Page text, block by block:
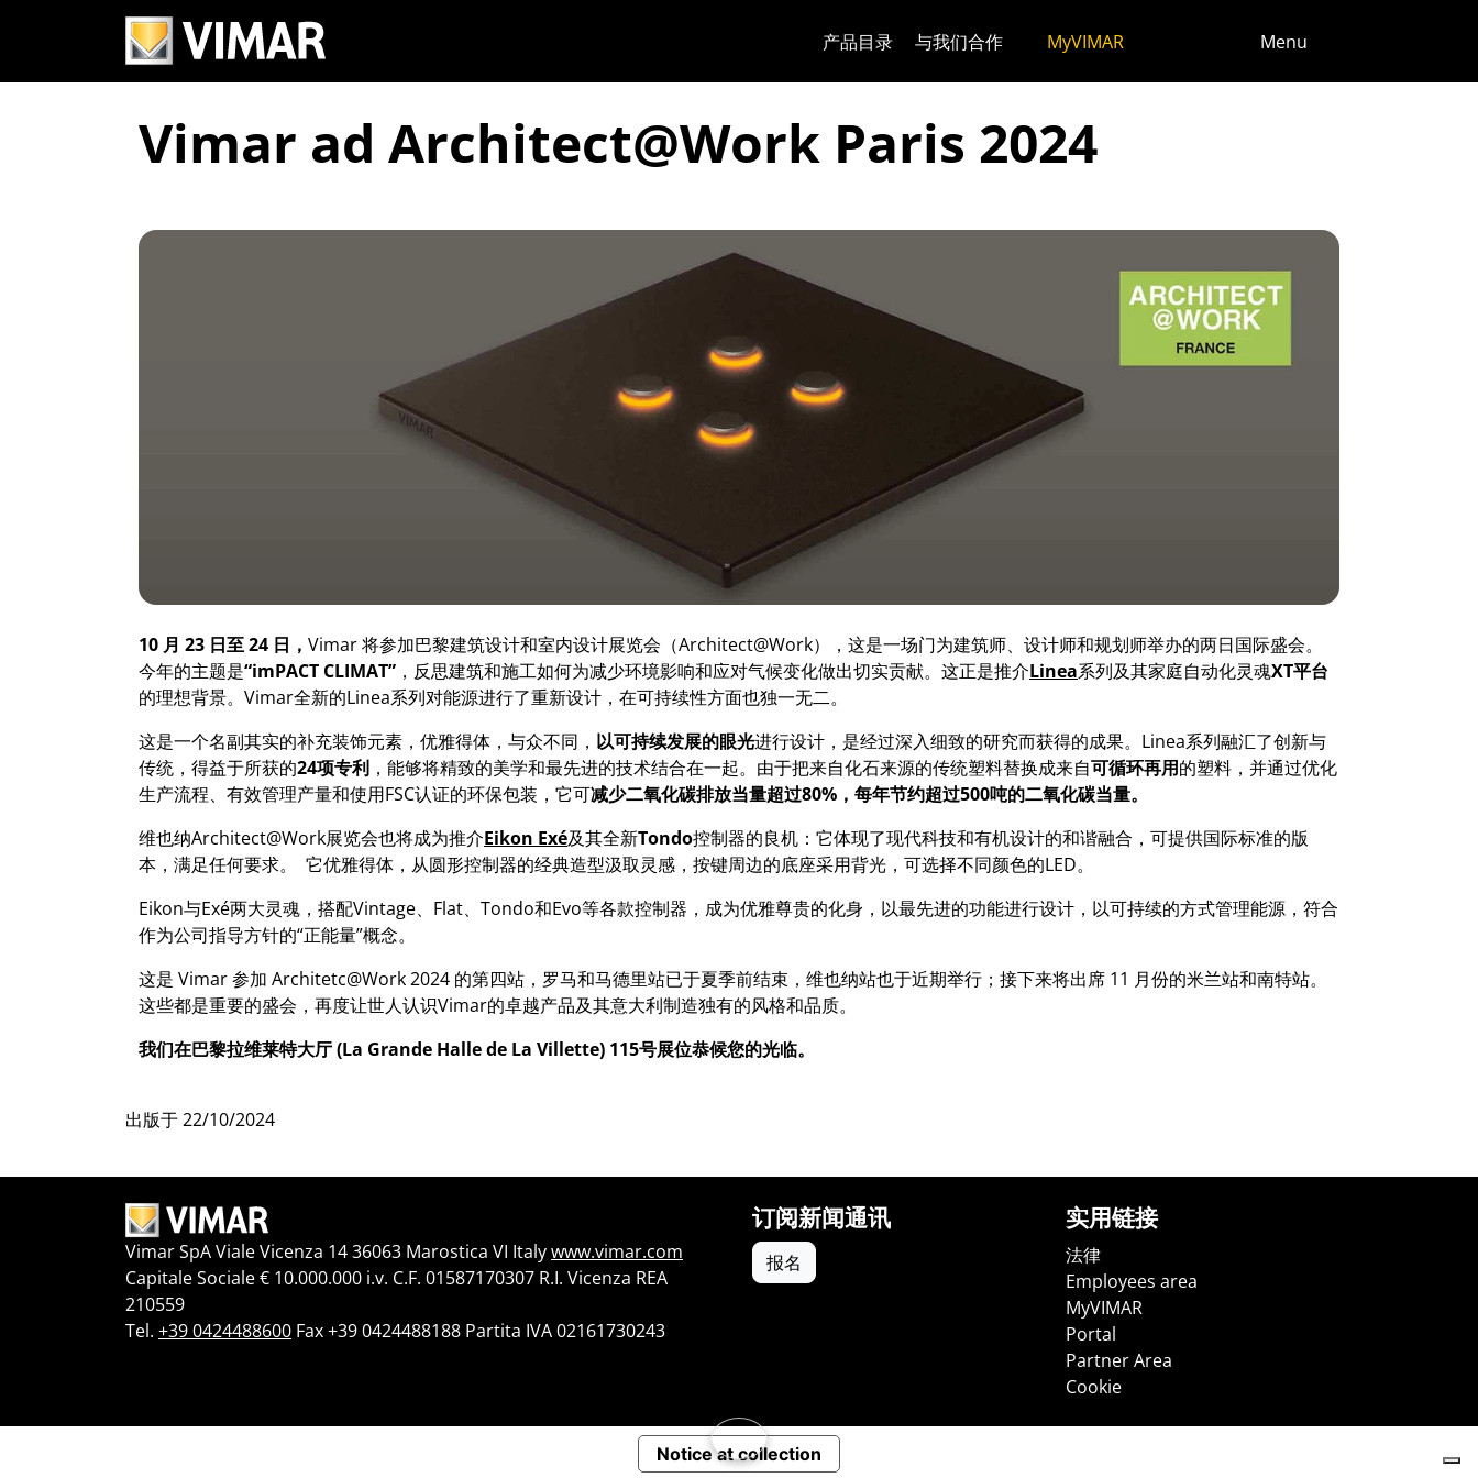
产品目录 与我们合作 MyVIMAR Menu
Vimar ad Architect@Work Paris 2024
10 月 23 日至 24 日， Vimar 将参加巴黎建筑设计和室内设计展览会（Architect@Work），这是一场门为建筑师、设计师和规划师举办的两日国际盛会。
今年的主题是“imPACT CLIMAT” ，反思建筑和施工如何为减少环境影响和应对气候变化做出切实贡献。这正是推介Linea系列及其家庭自动化灵魂XT平台
的理想背景。Vimar全新的Linea系列对能源进行了重新设计，在可持续性方面也独一无二。
这是一个名副其实的补充装饰元素，优雅得体，与众不同， 以可持续发展的眼光进行设计，是经过深入细致的研究而获得的成果。Linea系列融汇了创新与
传统，得益于所获的24项专利 ，能够将精致的美学和最先进的技术结合在一起。由于把来自化石来源的传统塑料替换成来自可循环再用的塑料，并通过优化
生产流程、有效管理产量和使用FSC认证的环保包装，它可减少二氧化碳排放当量超过80%，每年节约超过500吨的二氧化碳当量。
维也纳Architect@Work展览会也将成为推介Eikon Exé及其全新Tondo控制器的良机：它体现了现代科技和有机设计的和谐融合，可提供国际标准的版
本，满足任何要求。 它优雅得体，从圆形控制器的经典造型汲取灵感，按键周边的底座采用背光，可选择不同颜色的LED。
Eikon与Exé两大灵魂，搭配Vintage、Flat、Tondo和Evo等各款控制器，成为优雅尊贵的化身，以最先进的功能进行设计，以可持续的方式管理能源，符合
作为公司指导方针的“正能量”概念。
这是 Vimar 参加 Architetc@Work 2024 的第四站，罗马和马德里站已于夏季前结束，维也纳站也于近期举行；接下来将出席 11 月份的米兰站和南特站。
这些都是重要的盛会，再度让世人认识Vimar的卓越产品及其意大利制造独有的风格和品质。
我们在巴黎拉维莱特大厅 (La Grande Halle de La Villette) 115号展位恭候您的光临。
出版于22/10/2024
Vimar SpA Viale Vicenza 14 36063 Marostica VI Italywww.vimar.com
Capitale Sociale € 10.000.000 i.v. C.F. 01587170307 R.I. Vicenza REA
210559
Tel. +39 0424488600 Fax +39 0424488188 Partita IVA 02161730243
订阅新闻通讯
报名
实用链接
法律
Employees area
MyVIMAR
Portal
Partner Area
Cookie
Notice at collection